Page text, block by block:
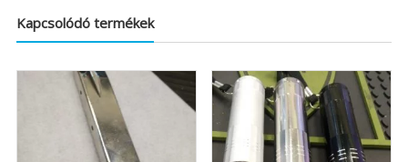
Kapcsolódó termékek